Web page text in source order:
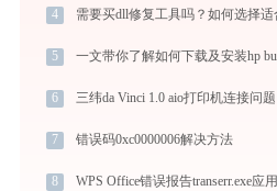
4 需要买dll修复工具吗？如何选择
5
6 三纬da Vinci 1.0 aio打印机连接问
7 错误码0xc0000006解决方法
8